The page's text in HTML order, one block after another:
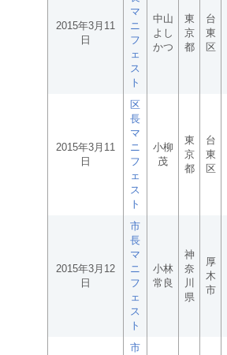
2015年3月11
日
マ
ニ
フ
ェ
ス
ト
中山
よし
かつ
東
京
都
台
東
区
2015年3月11
日
区
長
マ
ニ
フ
ェ
ス
ト
小柳
茂
東
京
都
台
東
区
2015年3月12
日
市
長
マ
ニ
フ
ェ
ス
ト
小林
常良
神
奈
川
県
厚
木
市
市